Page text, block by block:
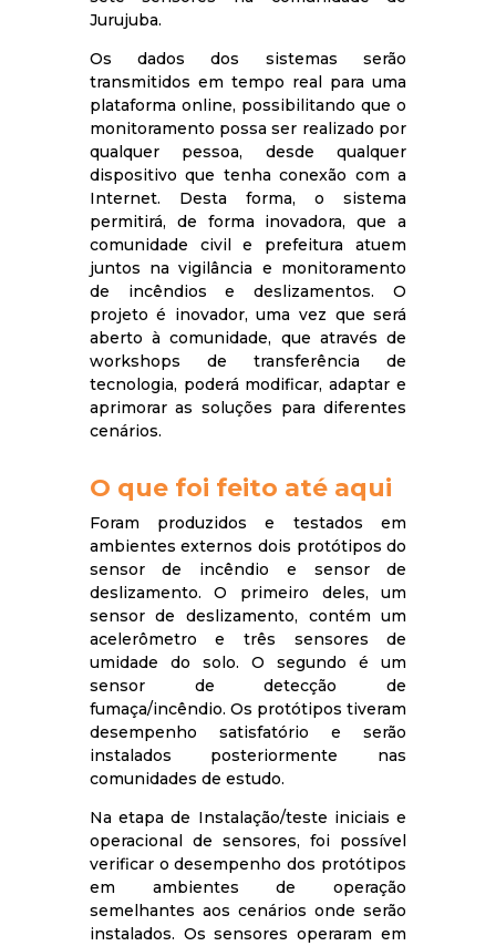
Jurujuba.
Os dados dos sistemas serão
transmitidos em tempo real para uma
plataforma online, possibilitando que o
monitoramento possa ser realizado por
qualquer pessoa, desde qualquer
dispositivo que tenha conexão com a
Internet. Desta forma, o sistema
permitirá, de forma inovadora, que a
comunidade civil e prefeitura atuem
juntos na vigilância e monitoramento
de incêndios e deslizamentos. O
projeto é inovador, uma vez que será
aberto à comunidade, que através de
workshops de transferência de
tecnologia, poderá modificar, adaptar e
aprimorar as soluções para diferentes
cenários.
O que foi feito até aqui
Foram produzidos e testados em
ambientes externos dois protótipos do
sensor de incêndio e sensor de
deslizamento. O primeiro deles, um
sensor de deslizamento, contém um
acelerômetro e três sensores de
umidade do solo. O segundo é um
sensor de detecção de
fumaça/incêndio. Os protótipos tiveram
desempenho satisfatório e serão
instalados posteriormente nas
comunidades de estudo.
Na etapa de Instalação/teste iniciais e
operacional de sensores, foi possível
verificar o desempenho dos protótipos
em ambientes de operação
semelhantes aos cenários onde serão
instalados. Os sensores operaram em